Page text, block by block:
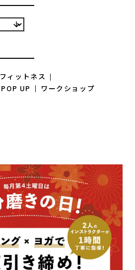
フィットネス
POP UP ワークショップ